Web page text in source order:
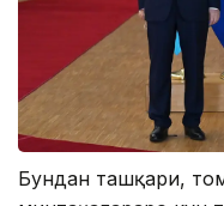
Бундан ташқари,